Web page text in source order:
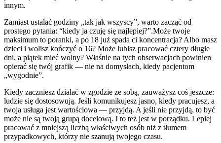
innym.
Zamiast ustalać godziny „tak jak wszyscy”, warto zacząć od
prostego pytania: “kiedy ja czuję się najlepiej?”.Może twoje
maksimum to poranki, a po 18 już spada ci koncentracja? Albo masz
dzieci i wolisz kończyć o 16? Może lubisz pracować cztery długie
dni, a piątek mieć wolny? Właśnie na tych obserwacjach powinien
opierać się twój grafik — nie na domysłach, kiedy pacjentom
„wygodnie”.
Kiedy zaczniesz działać w zgodzie ze sobą, zauważysz coś jeszcze:
ludzie się dostosowują. Jeśli komunikujesz jasno, kiedy pracujesz, a
twoja usługa jest wartościowa — przyjdą. A jeśli nie przyjdą, to być
może nie są twoją grupą docelową. I to też jest w porządku. Lepiej
pracować z mniejszą liczbą właściwych osób niż z tłumem
przypadkowych, którzy nie szanują twojego czasu.